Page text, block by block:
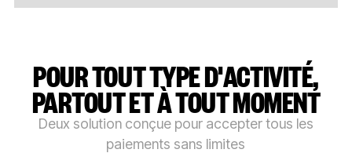
POUR TOUT TYPE D'ACTIVITÉ,
PARTOUT ET À TOUT MOMENT
Deux solution conçue pour accepter tous les
paiements sans limites